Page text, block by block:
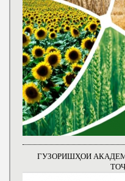
ГУЗОРИШҲОИ